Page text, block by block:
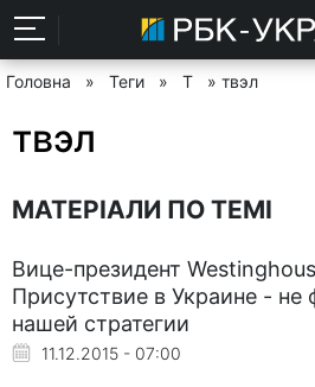
Головна » Теги » Т » твэл
твэл
МАТЕРІАЛИ ПО ТЕМІ
Вице-президент
Присутствие в Украине - не
нашей стратегии
11.12.2015 - 07:00